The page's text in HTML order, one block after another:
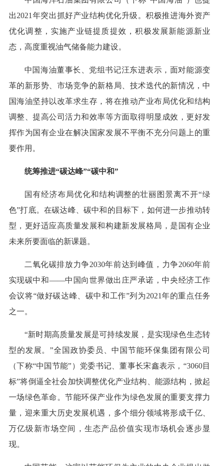
出2021年突出抓好产业结构优化升级。积极推进海外资产
优化调整，实施产业链提质提效，积极发展新能源新业
态，高度重视油气储备能力建设。
中国海油董事长、党组书记汪东进表示，面对能源变
革的新形势、市场竞争的新格局、技术迭代的新情况，中
国海油坚持以改革求生存，将在推动产业布局优化和结构
调整、提高公司活力和效率等方面取得明显成效，更好发
挥作为国有企业在解决国家发展不平衡不充分问题上的重
要作用。
统筹推进“碳达峰”“碳中和”
国有经济布局优化和结构调整的壮丽图景离不开“绿
色”打底。在碳达峰、碳中和的目标下，如何进一步推动转
型，更好适应高质量发展和构建新发展格局，是国有企业
未来所要面临的新课题。
二氧化碳排放力争2030年前达到峰值，力争2060年前
实现碳中和——中国向世界做出庄严承诺，中央经济工作
会议将“做好碳达峰、碳中和工作”列为2021年的重点任务
之一。
“新时期高质量发展是可持续发展，是实现绿色生态转
型的发展。”全国政协委员、中国节能环保集团有限公司
（下称“中国节能”）党委书记、董事长宋鑫表示，“3060目
标”将倒逼全社会加快调整优化产业结构、能源结构，掀起
一场绿色革命。节能环保产业作为绿色发展的重要支撑力
量，迎来重大历史发展机遇，多个细分领域将形成千亿、
万亿级新市场空间，生态产品价值实现市场机会逐步显
现。